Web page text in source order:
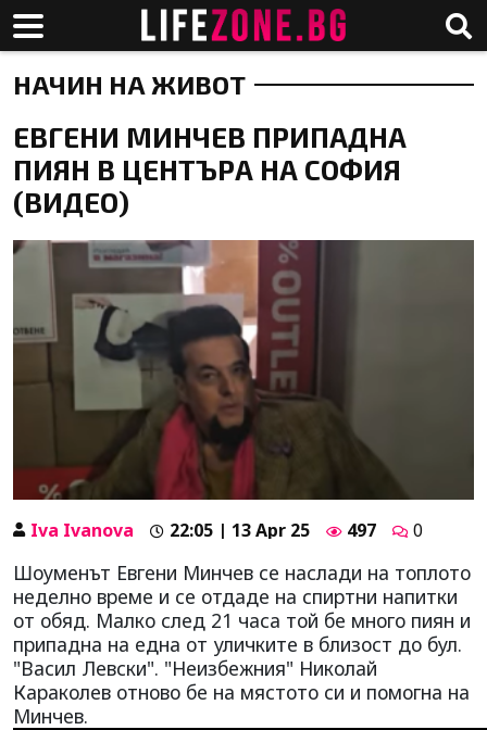
НАЧИН НА ЖИВОТ
ЕВГЕНИ МИНЧЕВ ПРИПАДНА
ПИЯН В ЦЕНТЪРА НА СОФИЯ
(ВИДЕО)
Iva Ivanova 22:05 | 13 Apr 25 497 0
Шоуменът Евгени Минчев се наслади на топлото
неделно време и се отдаде на спиртни напитки
от обяд. Малко след 21 часа той бе много пиян и
припадна на една от уличките в близост до бул.
"Васил Левски". "Неизбежния" Николай
Караколев отново бе на мястото си и помогна на
Минчев.